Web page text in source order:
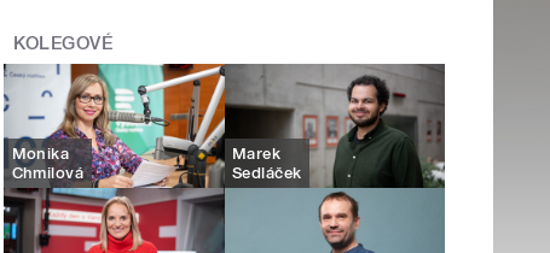
KOLEGOVÉ
Monika
Chmilová
Marek
Sedláček